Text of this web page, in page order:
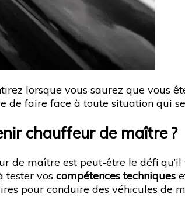
lorsque vous saurez que vous
de faire face à toute situation qui
chauffeur de maître ?
de maître est peut-être le défi
tester vos compétences techniques
pour conduire des véhicules de